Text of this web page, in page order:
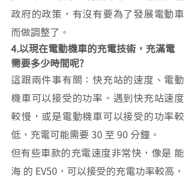
政府的政策，有沒有要為了發展電動車
而做調整了。
4.以現在電動機車的充電技術，充滿電
需要多少時間呢?
這跟兩件事有關：快充站的速度、電動
機車可以接受的功率。遇到快充站速度
較慢，或是電動機車可以接受的功率較
低，充電可能需要 30 至 90 分鐘。
但有些車款的充電速度非常快，像是 能
海 的 EV50，可以接受的充電功率較高，